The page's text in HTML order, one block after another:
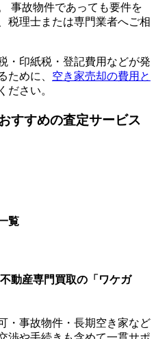
事故物件であっても要件を
税理士または専門業者へご相
・印紙税・登記費用などが発
ために、 空き家売却の費用と
ださい。
すすめの査定サービス
覧
動産専門買取の「ワケガ
・事故物件・長期空き家など